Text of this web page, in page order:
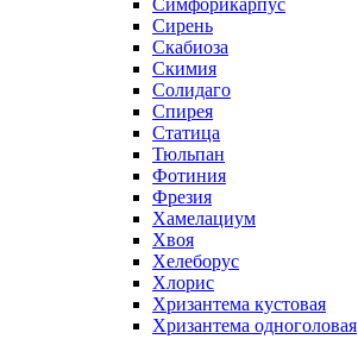
Симфорикарпус
Сирень
Скабиоза
Скимия
Солидаго
Спирея
Статица
Тюльпан
Фотиния
Фрезия
Хамелациум
Хвоя
Хелеборус
Хлорис
Хризантема кустовая
Хризантема одноголовая